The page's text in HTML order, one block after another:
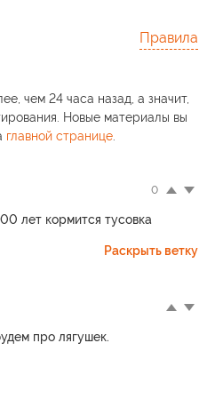
Правила
чем 24 часа назад, а значит,
Новые материалы вы
главной странице.
0
лет кормится тусовка
Раскрыть ветку
про лягушек.